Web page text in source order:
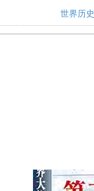
世界历史